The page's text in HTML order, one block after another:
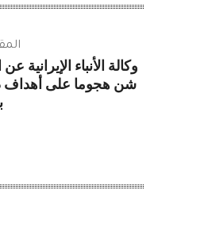
وكالة الأنباء
شن هجوما على أهداف